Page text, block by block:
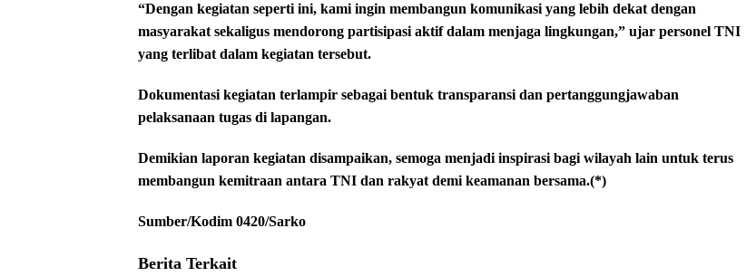
“Dengan kegiatan seperti ini, kami ingin membangun komunikasi yang lebih dekat dengan
masyarakat sekaligus mendorong partisipasi aktif dalam menjaga lingkungan,” ujar personel TNI
yang terlibat dalam kegiatan tersebut.
Dokumentasi kegiatan terlampir sebagai bentuk transparansi dan pertanggungjawaban
pelaksanaan tugas di lapangan.
Demikian laporan kegiatan disampaikan, semoga menjadi inspirasi bagi wilayah lain untuk terus
membangun kemitraan antara TNI dan rakyat demi keamanan bersama.(*)
Sumber/Kodim 0420/Sarko
Berita Terkait